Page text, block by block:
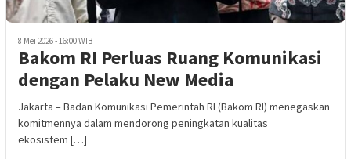
8 Mei 2026 - 16:00 WIB
Bakom RI Perluas Ruang Komunikasi
dengan Pelaku New Media
Jakarta – Badan Komunikasi Pemerintah RI (Bakom RI) menegaskan
komitmennya dalam mendorong peningkatan kualitas
ekosistem […]